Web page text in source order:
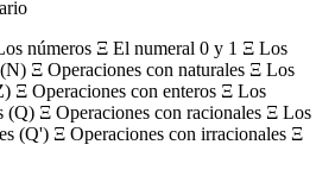
números Ξ El numeral 0 y 1 Ξ Los
Ξ Operaciones con naturales Ξ Los
Ξ Operaciones con enteros Ξ Los
(Q) Ξ Operaciones con racionales Ξ Los
(Q') Ξ Operaciones con irracionales Ξ